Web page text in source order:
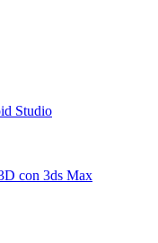
Studio
con 3ds Max